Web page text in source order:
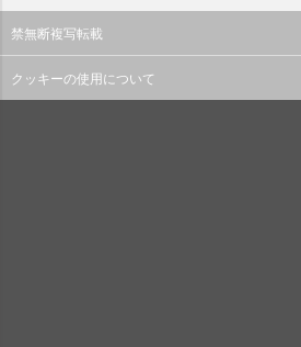
禁無断複写転載
クッキーの使用について